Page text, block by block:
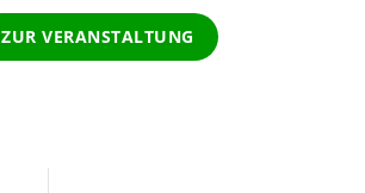
ZUR VERANSTALTUNG